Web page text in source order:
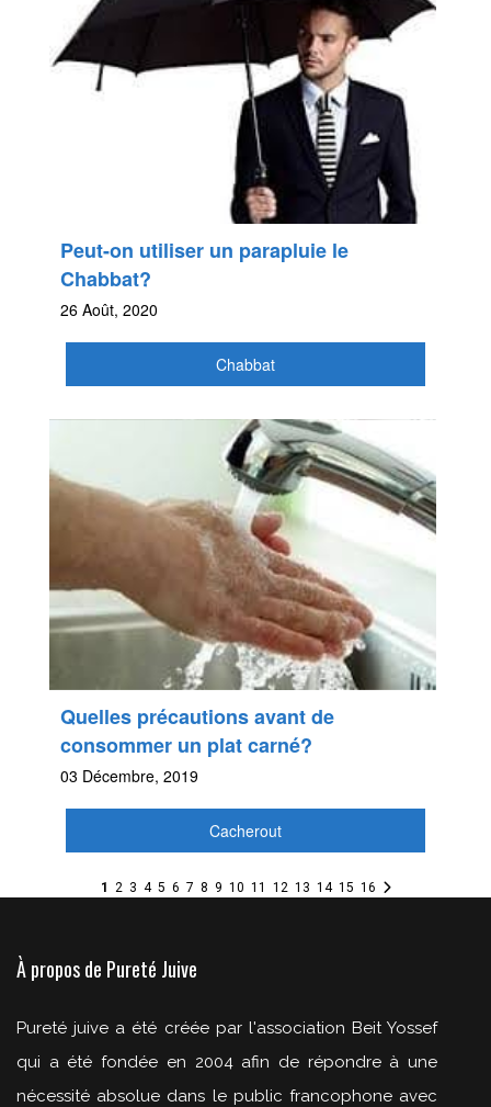
Peut-on utiliser un parapluie le
Chabbat?
26 Août, 2020
Chabbat
Quelles précautions avant de
consommer un plat carné?
03 Décembre, 2019
Cacherout
1 2 3 4 5 6 7 8 9 10 11 12 13 14 15 16
À propos de Pureté Juive
Pureté juive a été créée par l'association Beit Yossef
qui a été fondée en 2004 afin de répondre à une
nécessité absolue dans le public francophone avec